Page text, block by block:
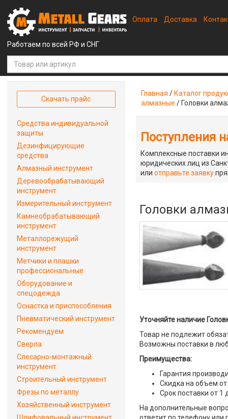
Работаем по всей РФ и СНГ
Оплата Доставка
Главная / Каталог
алмазные / Головки
Поступления
Комплексные поставки
юридических лиц из
илиотправьте заявку
Головки
Уточняйте наличие
Товар не подлежит
Возможны поставки в
Преимущества:
Гарантия
Скидка на объем от
Срок поставки от 1
На дополнительные
Скачать прайс
Средства индивидуальной
защиты
Дезинфицирующие
средства
Алмазный инструмент
Деревообрабатывающий
инструмент
Измерительный инструмент
Камнеобрабатывающий
инструмент
Металлорежущий
инструмент
Метчики и плашки
профессиональные
Оборудование и
спецодежда
Оснастка и приспособления
Пневматический инструмент
Рекомендуем
Сверла
Слесарно-монтажный
инструмент
Строительный инструмент
Фрезы по металлу
Хозяйственный инструмент